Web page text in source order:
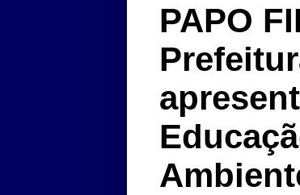
PAPO